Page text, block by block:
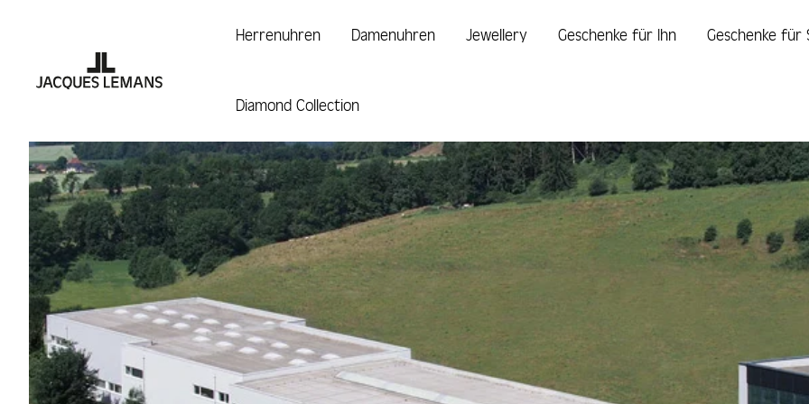
Herrenuhren Damenuhren Jewellery Geschenke für Ihn Geschenke für
Diamond Collection